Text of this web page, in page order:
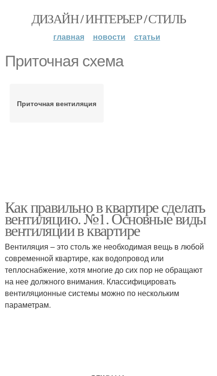
ДИЗАЙН / ИНТЕРЬЕР / СТИЛЬ
главная новости статьи
Приточная схема
Приточная вентиляция
Как правильно в квартире сделать
вентиляцию. №1. Основные виды
вентиляции в квартире
Вентиляция – это столь же необходимая вещь в любой
современной квартире, как водопровод или
теплоснабжение, хотя многие до сих пор не обращают
на нее должного внимания. Классифицировать
вентиляционные системы можно по нескольким
параметрам.